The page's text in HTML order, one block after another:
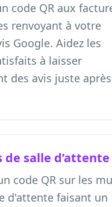
code QR aux
renvoyant à votre
Google. Aidez les
à laisser
des avis juste
de salle d’attente
code QR sur les
d'attente faisant un